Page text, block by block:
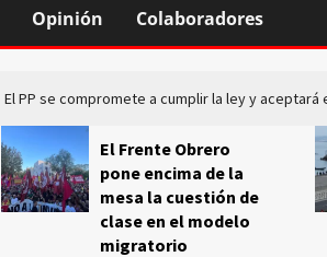
Opinión Colaboradores
El PP se compromete a cumplir la ley y aceptará
El Frente Obrero
pone encima de la
mesa la cuestión de
clase en el modelo
migratorio